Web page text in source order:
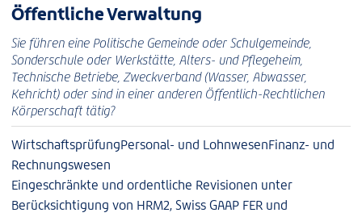
Öffentliche Verwaltung
Sie führen eine Politische Gemeinde oder Schulgemeinde,
Sonderschule oder Werkstätte, Alters- und Pflegeheim,
Technische Betriebe, Zweckverband (Wasser, Abwasser,
Kehricht) oder sind in einer anderen Öffentlich-Rechtlichen
Körperschaft tätig?
WirtschaftsprüfungPersonal- und LohnwesenFinanz- und
Rechnungswesen
Eingeschränkte und ordentliche Revisionen unter
Berücksichtigung von HRM2, Swiss GAAP FER und